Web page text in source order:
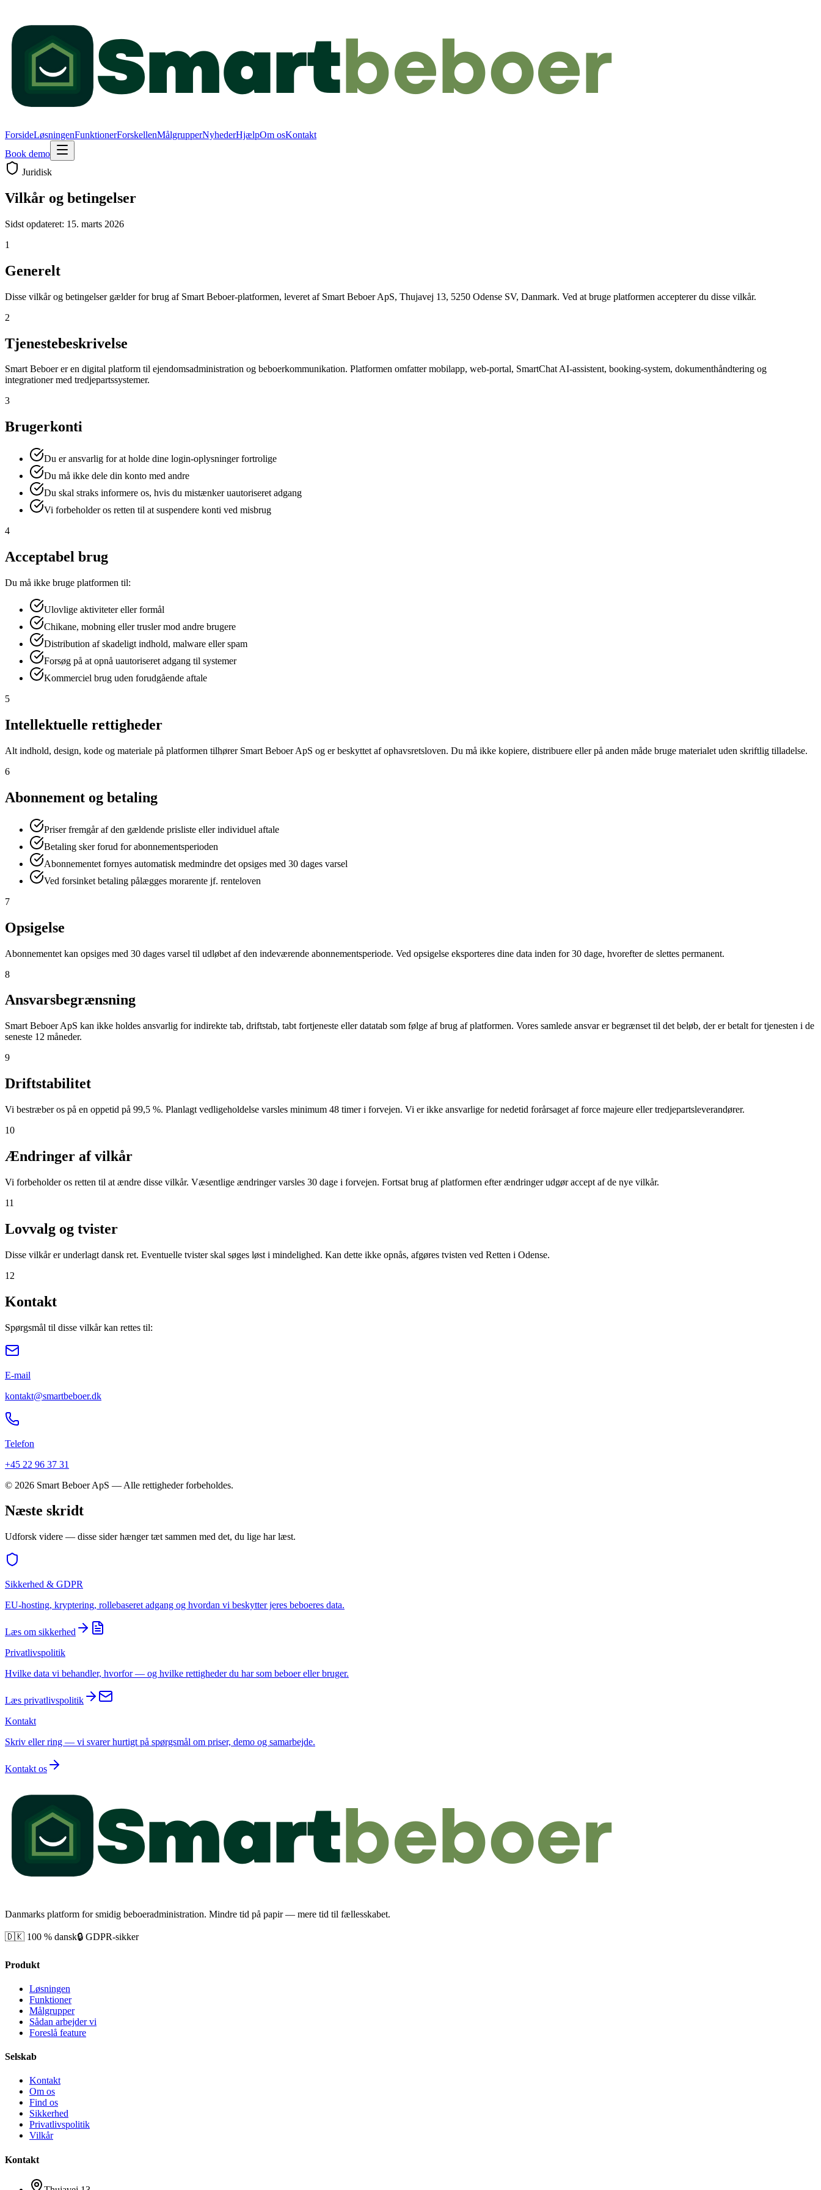
ForsideLøsningenFunktionerForskellenMålgrupperNyhederHjælpOm osKontakt
Book demo
Juridisk
Vilkår og betingelser
Sidst opdateret: 15. marts 2026
1
Generelt
Disse vilkår og betingelser gælder for brug af Smart Beboer-platformen, leveret af Smart Beboer ApS, Thujavej 13, 5250 Odense SV, Danmark. Ved at bruge platformen accepterer du disse vilkår.
2
Tjenestebeskrivelse
Smart Beboer er en digital platform til ejendomsadministration og beboerkommunikation. Platformen omfatter mobilapp, web-portal, SmartChat AI-assistent, booking-system, dokumenthåndtering og
integrationer med tredjepartssystemer.
3
Brugerkonti
Du er ansvarlig for at holde dine login-oplysninger fortrolige
Du må ikke dele din konto med andre
Du skal straks informere os, hvis du mistænker uautoriseret adgang
Vi forbeholder os retten til at suspendere konti ved misbrug
4
Acceptabel brug
Du må ikke bruge platformen til:
Ulovlige aktiviteter eller formål
Chikane, mobning eller trusler mod andre brugere
Distribution af skadeligt indhold, malware eller spam
Forsøg på at opnå uautoriseret adgang til systemer
Kommerciel brug uden forudgående aftale
5
Intellektuelle rettigheder
Alt indhold, design, kode og materiale på platformen tilhører Smart Beboer ApS og er beskyttet af ophavsretsloven. Du må ikke kopiere, distribuere eller på anden måde bruge materialet uden skriftlig tilladelse.
6
Abonnement og betaling
Priser fremgår af den gældende prisliste eller individuel aftale
Betaling sker forud for abonnementsperioden
Abonnementet fornyes automatisk medmindre det opsiges med 30 dages varsel
Ved forsinket betaling pålægges morarente jf. renteloven
7
Opsigelse
Abonnementet kan opsiges med 30 dages varsel til udløbet af den indeværende abonnementsperiode. Ved opsigelse eksporteres dine data inden for 30 dage, hvorefter de slettes permanent.
8
Ansvarsbegrænsning
Smart Beboer ApS kan ikke holdes ansvarlig for indirekte tab, driftstab, tabt fortjeneste eller datatab som følge af brug af platformen. Vores samlede ansvar er begrænset til det beløb, der er betalt for tjenesten i de
seneste 12 måneder.
9
Driftstabilitet
Vi bestræber os på en oppetid på 99,5 %. Planlagt vedligeholdelse varsles minimum 48 timer i forvejen. Vi er ikke ansvarlige for nedetid forårsaget af force majeure eller tredjepartsleverandører.
10
Ændringer af vilkår
Vi forbeholder os retten til at ændre disse vilkår. Væsentlige ændringer varsles 30 dage i forvejen. Fortsat brug af platformen efter ændringer udgør accept af de nye vilkår.
11
Lovvalg og tvister
Disse vilkår er underlagt dansk ret. Eventuelle tvister skal søges løst i mindelighed. Kan dette ikke opnås, afgøres tvisten ved Retten i Odense.
12
Kontakt
Spørgsmål til disse vilkår kan rettes til:
E-mail
kontakt@smartbeboer.dk
Telefon
+45 22 96 37 31
© 2026 Smart Beboer ApS — Alle rettigheder forbeholdes.
Næste skridt
Udforsk videre — disse sider hænger tæt sammen med det, du lige har læst.
Sikkerhed & GDPR
EU-hosting, kryptering, rollebaseret adgang og hvordan vi beskytter jeres beboeres data.
Læs om sikkerhed
Privatlivspolitik
Hvilke data vi behandler, hvorfor — og hvilke rettigheder du har som beboer eller bruger.
Læs privatlivspolitik
Kontakt
Skriv eller ring — vi svarer hurtigt på spørgsmål om priser, demo og samarbejde.
Kontakt os
Danmarks platform for smidig beboeradministration. Mindre tid på papir — mere tid til fællesskabet.
🇩🇰 100 % dansk🔒 GDPR-sikker
Produkt
Løsningen
Funktioner
Målgrupper
Sådan arbejder vi
Foreslå feature
Selskab
Kontakt
Om os
Find os
Sikkerhed
Privatlivspolitik
Vilkår
Kontakt